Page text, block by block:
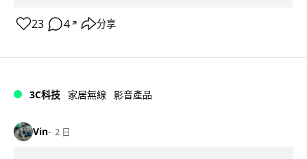
23 4 ↗ 分享
3C科技 家居無線 影音產品
Vin 2 日